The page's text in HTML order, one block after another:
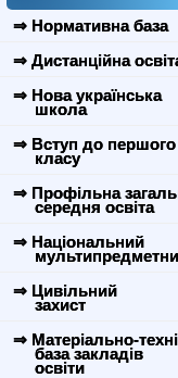
⇒ Нормативна база
⇒ Дистанційна
⇒ Нова українська
школа
⇒ Вступ до першого
класу
⇒ Профільна
середня освіта
⇒ Національний
⇒ Цивільний
захист
⇒ Матеріально-
база закладів
освіти